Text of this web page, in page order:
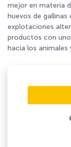
mejor en materia
huevos de
explotaciones
productos con
hacia los animales